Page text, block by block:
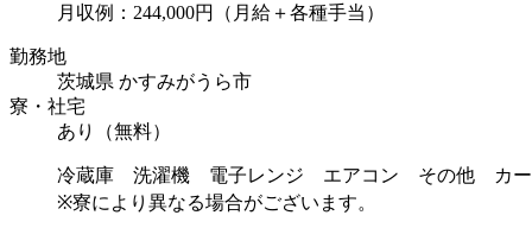
月収例：244,000円（月給＋各種手当）
勤務地
茨城県 かすみがうら市
寮・社宅
あり（無料）
冷蔵庫 洗濯機 電子レンジ エアコン その他 カー
※寮により異なる場合がございます。